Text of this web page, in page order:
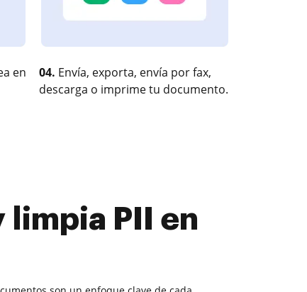
en
04. Envía, exporta, envía por fax,
descarga o imprime tu documento.
limpia PII en